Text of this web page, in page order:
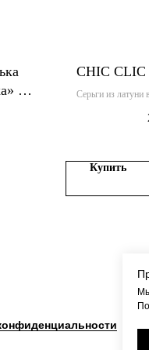
из
CHIC CLIC
Серьги из латуни
Купить